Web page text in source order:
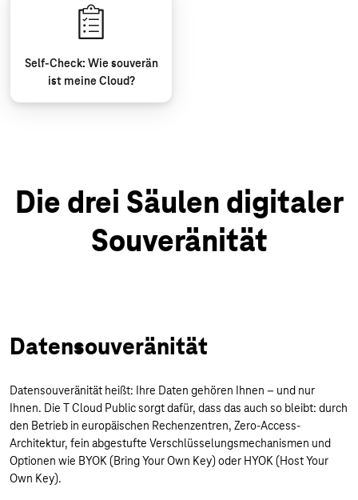
Self-Check: Wie souverän
ist meine Cloud?
Die drei Säulen digitaler
Souveränität
Datensouveränität
Datensouveränität heißt: Ihre Daten gehören Ihnen – und nur
Ihnen. Die T Cloud Public sorgt dafür, dass das auch so bleibt: durch
den Betrieb in europäischen Rechenzentren, Zero-Access-
Architektur, fein abgestufte Verschlüsselungsmechanismen und
Optionen wie BYOK (Bring Your Own Key) oder HYOK (Host Your
Own Key).